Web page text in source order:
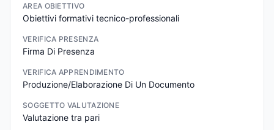
AREA OBIETTIVO
Obiettivi formativi tecnico-professionali
VERIFICA PRESENZA
Firma Di Presenza
VERIFICA APPRENDIMENTO
Produzione/Elaborazione Di Un Documento
SOGGETTO VALUTAZIONE
Valutazione tra pari